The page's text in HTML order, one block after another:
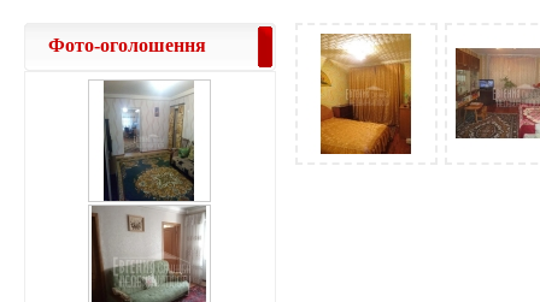
Фото-оголошення